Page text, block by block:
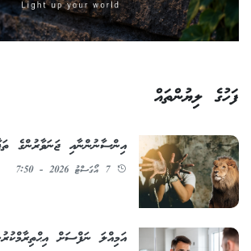
ފަހުގެ ލިޔުންތައް
އިންސާނުންނާއި ޖަނަވާރުންގެ
7 އޯގަސްޓު 2026 - 7:50
އަމިއްލަ ނަފްސަށް